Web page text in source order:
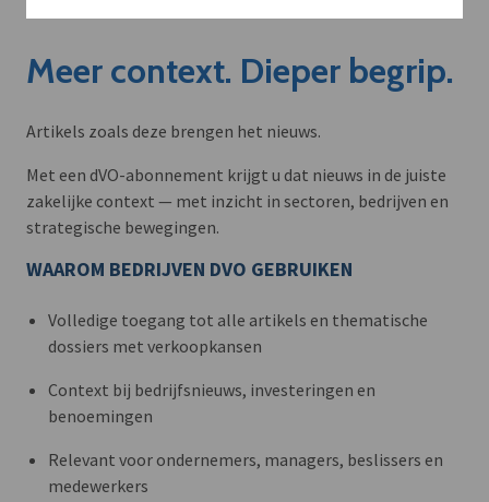
Meer context. Dieper begrip.
Artikels zoals deze brengen het nieuws.
Met een dVO-abonnement krijgt u dat nieuws in de juiste
zakelijke context — met inzicht in sectoren, bedrijven en
strategische bewegingen.
WAAROM BEDRIJVEN DVO GEBRUIKEN
Volledige toegang tot alle artikels en thematische
dossiers met verkoopkansen
Context bij bedrijfsnieuws, investeringen en
benoemingen
Relevant voor ondernemers, managers, beslissers en
medewerkers